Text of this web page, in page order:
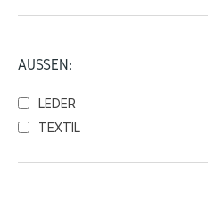
AUSSEN:
LEDER
TEXTIL